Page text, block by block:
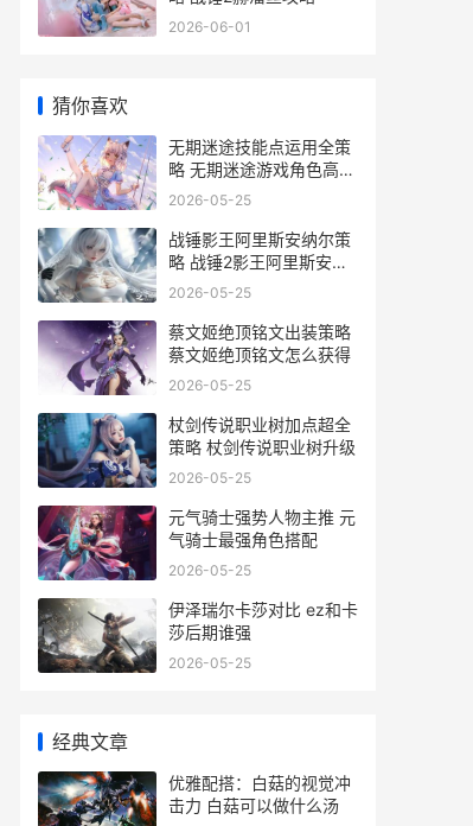
2026-06-01
猜你喜欢
无期迷途技能点运用全策
略 无期迷途游戏角色高清
图片
2026-05-25
战锤影王阿里斯安纳尔策
略 战锤2影王阿里斯安纳
尔
2026-05-25
蔡文姬绝顶铭文出装策略
蔡文姬绝顶铭文怎么获得
2026-05-25
杖剑传说职业树加点超全
策略 杖剑传说职业树升级
2026-05-25
元气骑士强势人物主推 元
气骑士最强角色搭配
2026-05-25
伊泽瑞尔卡莎对比 ez和卡
莎后期谁强
2026-05-25
经典文章
优雅配搭：白菇的视觉冲
击力 白菇可以做什么汤